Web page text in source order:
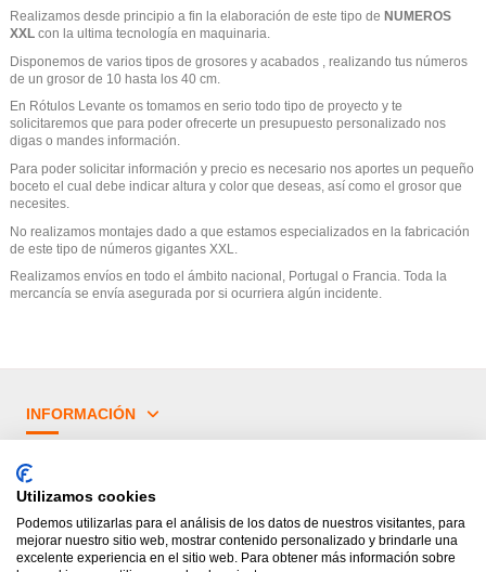
Realizamos desde principio a fin la elaboración de este tipo de NUMEROS
XXL con la ultima tecnología en maquinaria.
Disponemos de varios tipos de grosores y acabados , realizando tus números
de un grosor de 10 hasta los 40 cm.
En Rótulos Levante os tomamos en serio todo tipo de proyecto y te
solicitaremos que para poder ofrecerte un presupuesto personalizado nos
digas o mandes información.
Para poder solicitar información y precio es necesario nos aportes un pequeño
boceto el cual debe indicar altura y color que deseas, así como el grosor que
necesites.
No realizamos montajes dado a que estamos especializados en la fabricación
de este tipo de números gigantes XXL.
Realizamos envíos en todo el ámbito nacional, Portugal o Francia. Toda la
mercancía se envía asegurada por si ocurriera algún incidente.
INFORMACIÓN
¿TIENES DUDAS?
PRINCIPALES CATEGORÍAS
Utilizamos cookies
Podemos utilizarlas para el análisis de los datos de nuestros visitantes, para
mejorar nuestro sitio web, mostrar contenido personalizado y brindarle una
excelente experiencia en el sitio web. Para obtener más información sobre